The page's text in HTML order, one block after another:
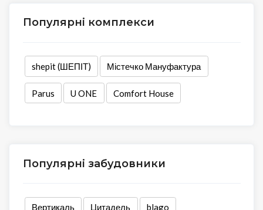
Популярні комплекси
shepit (ШЕПІТ) Містечко Мануфактура
Parus U ONE Comfort House
Популярні забудовники
Вертикаль Цитадель blago